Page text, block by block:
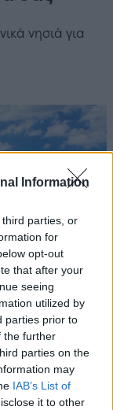
Information
parties, or
for
opt-out
that after your
seeing
utilized by
parties prior to
the further
parties on the
may
IAB’s List of
it to other
νησιά για
06.04.2025